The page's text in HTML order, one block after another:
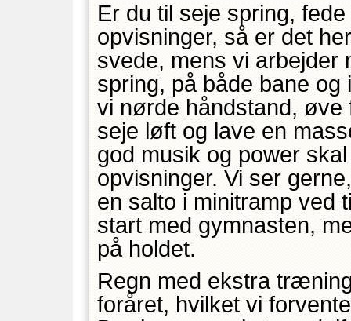
Er du til seje spring,
opvisninger, så er det
svede, mens vi arbejder
spring, på både bane
vi nørde håndstand, øve
seje løft og lave en
god musik og power
opvisninger. Vi ser
en salto i minitramp ved
start med gymnasten,
på holdet.
Regn med ekstra
foråret, hvilket vi